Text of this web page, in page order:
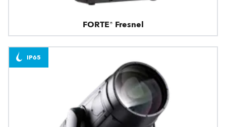
FORTE® Fresnel
IP65